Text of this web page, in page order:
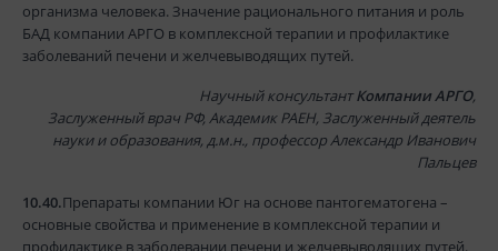
организма человека. Значение рационального питания и роль
БАД компании АРГО в комплексной терапии и профилактике
заболеваний печени и желчевыводящих путей.
Научный консультантКомпании АРГО,
Заслуженный врач РФ, Академик РАЕН, Заслуженный деятель
науки и образования, д.м.н., профессор Александр Иванович
Пальцев
10.40.Препараты компании Юг на основе пантогематогена –
основные свойства и применение в комплексной терапии и
профилактике в заболевании печени и желчевыводящих путей.